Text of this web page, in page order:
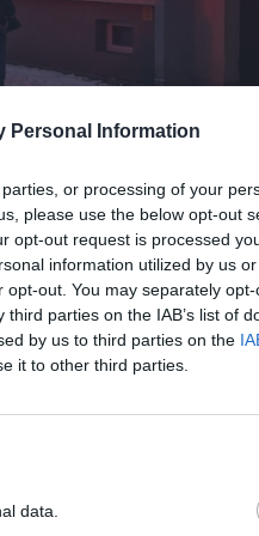
Personal Information
or processing of your
please use the below opt-out
opt-out request is processed
information utilized by us
out. You may separately
parties on the IAB’s list of
by us to third parties on the
it to other third parties.
data.
Pigułce
jest bardzo cienka.
by sprawa mogła trafić na
niepłacenia czynszu i funduszu
nawet czekać na
sprawę do sądu bez